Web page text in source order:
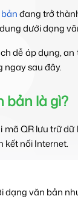
đang trở
dưới dạng
dễ áp dụng,
ngay sau đây.
bản là gì?
mã QR lưu trữ dữ
kết nối Internet.
dạng văn bản